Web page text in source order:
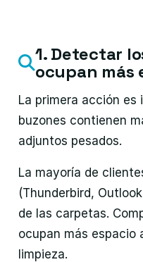
1. Detectar
ocupan más
La primera acción
buzones contienen
adjuntos pesados.
La mayoría de
(Thunderbird,
de las carpetas.
ocupan más espacio
limpieza.